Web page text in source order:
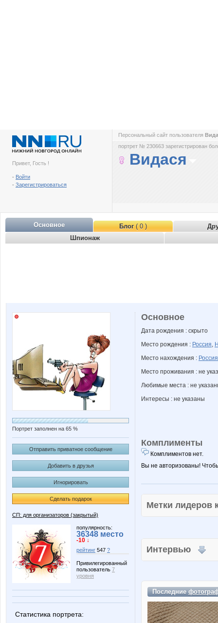
Привет, Гость !
- Войти
- Зарегистрироваться
Персональный сайт пользователя
портрет № 230663 зарегистрирован
Видася
Основное Блог( 0 )
Шпионаж
Портрет заполнен на 65 %
Отправить приватное сообщение
Добавить в друзья
Игнорировать
Сделать подарок
СП: для организаторов (закрытый)
популярность:
36348 место
-10 ↓
рейтинг 547 ?
Привилегированный
пользователь 7
уровня
Статистика портрета:
Основное
Дата рождения : скрыто
Место рождения : Россия,
Место нахождения : Россия
Место проживания : не
Любимые места : не
Интересы : не указаны
Комплименты
Комплиментов нет.
Вы не авторизованы!
Метки
Интервью
Последние